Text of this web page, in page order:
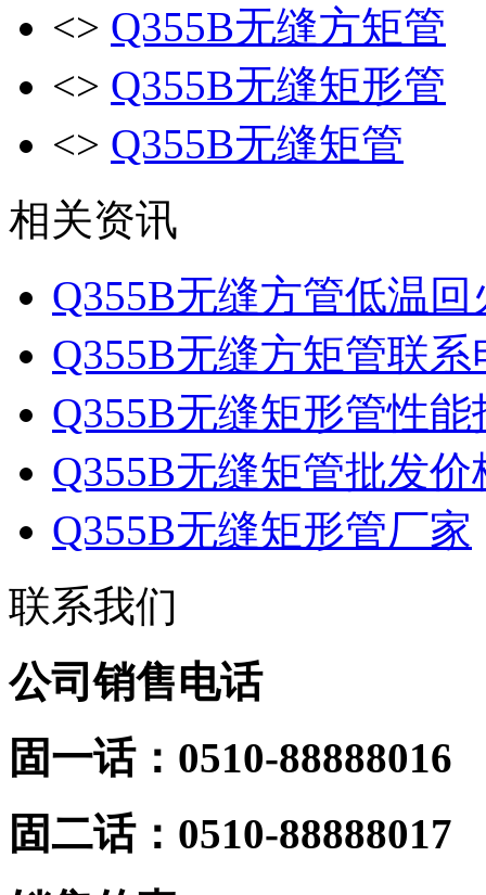
<> Q355B无缝方矩管
<> Q355B无缝矩形管
<> Q355B无缝矩管
相关资讯
Q355B无缝方管低温
Q355B无缝方矩管联系
Q355B无缝矩形管性能
Q355B无缝矩管批发价
Q355B无缝矩形管厂家
联系我们
公司销售电话
固一话：0510-88888016
固二话：0510-88888017